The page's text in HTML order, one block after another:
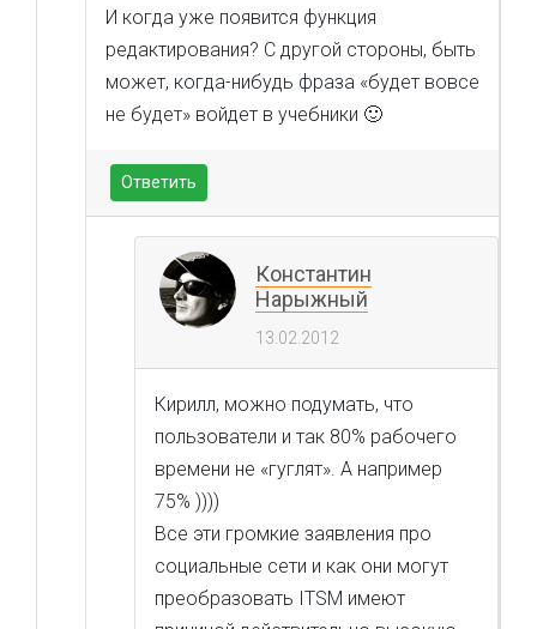
И когда уже появится функция
редактирования? С другой стороны, быть
может, когда-нибудь фраза «будет вовсе
не будет» войдет в учебники 🙂
Ответить
Константин
Нарыжный
13.02.2012
Кирилл, можно подумать, что
пользователи и так 80% рабочего
времени не «гуглят». А например
75% ))))
Все эти громкие заявления про
социальные сети и как они могут
преобразовать ITSM имеют